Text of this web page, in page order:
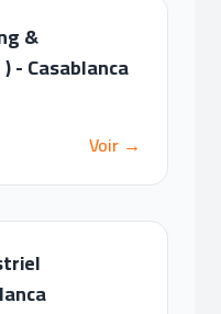
&
- Casablanca
Voir →